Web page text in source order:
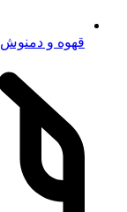
قهوه و دمنوش